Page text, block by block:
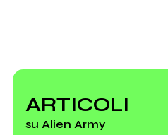
ARTICOLI
su Alien Army